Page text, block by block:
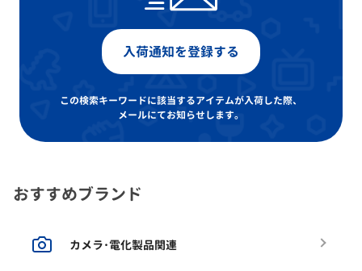
入荷通知を登録する
この検索キーワードに該当するアイテムが入荷した際、
メールにてお知らせします。
おすすめブランド
カメラ･電化製品関連